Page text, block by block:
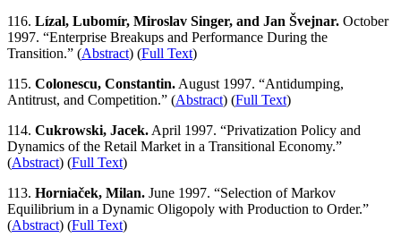
116. Lízal, Lubomír, Miroslav Singer, and Jan Švejnar. October
1997. “Enterprise Breakups and Performance During the
Transition.” (Abstract) (Full Text)
115. Colonescu, Constantin. August 1997. “Antidumping,
Antitrust, and Competition.” (Abstract) (Full Text)
114. Cukrowski, Jacek. April 1997. “Privatization Policy and
Dynamics of the Retail Market in a Transitional Economy.”
(Abstract) (Full Text)
113. Horniaček, Milan. June 1997. “Selection of Markov
Equilibrium in a Dynamic Oligopoly with Production to Order.”
(Abstract) (Full Text)